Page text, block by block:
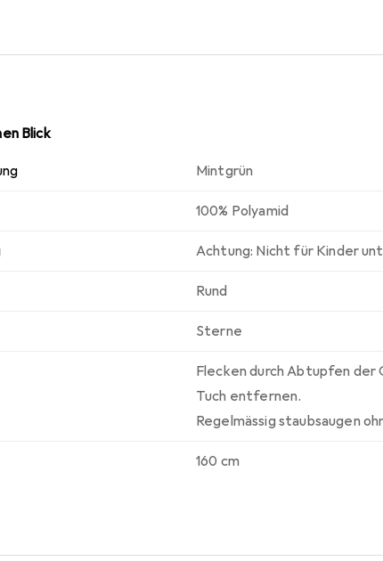
Blick
Mintgrün
100% Polyamid
Achtung: Nicht für Kinder
Rund
Sterne
Flecken durch Abtupfen
Tuch entfernen.
Regelmässig staubsaugen
160 cm